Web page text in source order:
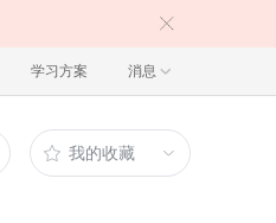
学习方案 消息
我的收藏